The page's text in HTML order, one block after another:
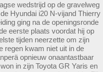
wedstrijd op de gravelweg
Hyundai i20 N-vijand Thierry
ging na de openingsronde
eerste plaats voordat hij op
tijden neerzette om zijn
regen kwam niet uit in de
opnieuw onaantastbaar
in zijn Toyota GR Yaris en